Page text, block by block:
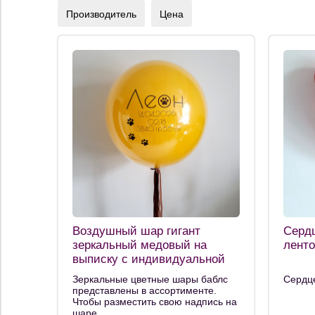
Производитель Цена
Воздушный шар гигант
зеркальный медовый на
выписку с индивидуальной
надписью
Зеркальные цветные шары баблс
представлены в ассортименте.
Чтобы разместить свою надпись на